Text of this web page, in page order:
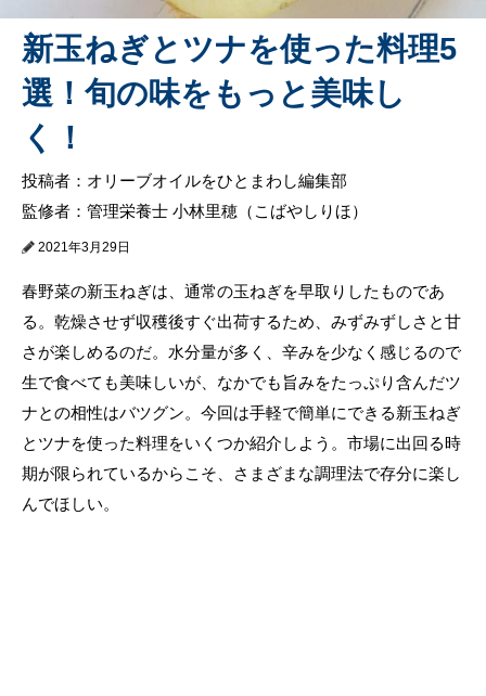
新玉ねぎとツナを使った料理5
選！旬の味をもっと美味し
く！
投稿者：オリーブオイルをひとまわし編集部
監修者：管理栄養士 小林里穂（こばやしりほ）
2021年3月29日
春野菜の新玉ねぎは、通常の玉ねぎを早取りしたものであ
る。乾燥させず収穫後すぐ出荷するため、みずみずしさと甘
さが楽しめるのだ。水分量が多く、辛みを少なく感じるので
生で食べても美味しいが、なかでも旨みをたっぷり含んだツ
ナとの相性はバツグン。今回は手軽で簡単にできる新玉ねぎ
とツナを使った料理をいくつか紹介しよう。市場に出回る時
期が限られているからこそ、さまざまな調理法で存分に楽し
んでほしい。